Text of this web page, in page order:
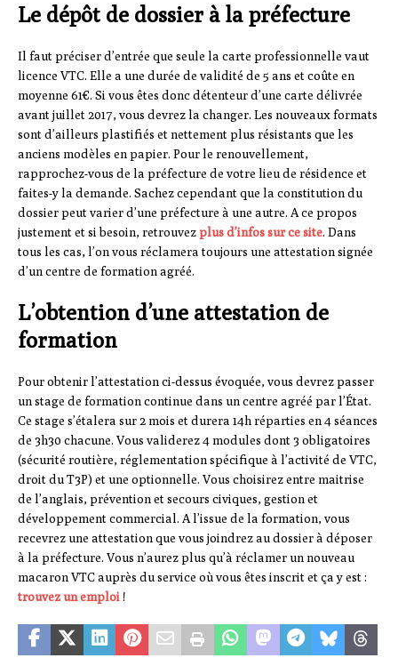
Le dépôt de dossier à la préfecture
Il faut préciser d’entrée que seule la carte professionnelle vaut
licence VTC. Elle a une durée de validité de 5 ans et coûte en
moyenne 61€. Si vous êtes donc détenteur d’une carte délivrée
avant juillet 2017, vous devrez la changer. Les nouveaux formats
sont d’ailleurs plastifiés et nettement plus résistants que les
anciens modèles en papier. Pour le renouvellement,
rapprochez-vous de la préfecture de votre lieu de résidence et
faites-y la demande. Sachez cependant que la constitution du
dossier peut varier d’une préfecture à une autre. A ce propos
justement et si besoin, retrouvezplus d’infos sur ce site. Dans
tous les cas, l’on vous réclamera toujours une attestation signée
d’un centre de formation agréé.
L’obtention d’une attestation de
formation
Pour obtenir l’attestation ci-dessus évoquée, vous devrez passer
un stage de formation continue dans un centre agréé par l’État.
Ce stage s’étalera sur 2 mois et durera 14h réparties en 4 séances
de 3h30 chacune. Vous validerez 4 modules dont 3 obligatoires
(sécurité routière, réglementation spécifique à l’activité de VTC,
droit du T3P) et une optionnelle. Vous choisirez entre maitrise
de l’anglais, prévention et secours civiques, gestion et
développement commercial. A l’issue de la formation, vous
recevrez une attestation que vous joindrez au dossier à déposer
à la préfecture. Vous n’aurez plus qu’à réclamer un nouveau
macaron VTC auprès du service où vous êtes inscrit et ça y est :
trouvez un emploi !